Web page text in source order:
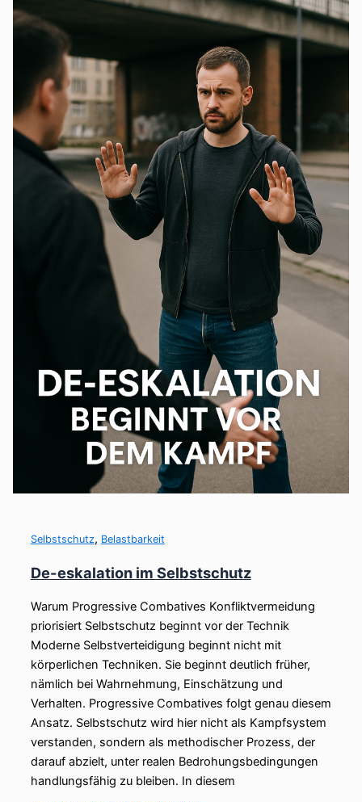
Selbstschutz, Belastbarkeit
De-eskalation im Selbstschutz
Warum Progressive Combatives Konfliktvermeidung
priorisiert Selbstschutz beginnt vor der Technik
Moderne Selbstverteidigung beginnt nicht mit
körperlichen Techniken. Sie beginnt deutlich früher,
nämlich bei Wahrnehmung, Einschätzung und
Verhalten. Progressive Combatives folgt genau diesem
Ansatz. Selbstschutz wird hier nicht als Kampfsystem
verstanden, sondern als methodischer Prozess, der
darauf abzielt, unter realen Bedrohungsbedingungen
handlungsfähig zu bleiben. In diesem